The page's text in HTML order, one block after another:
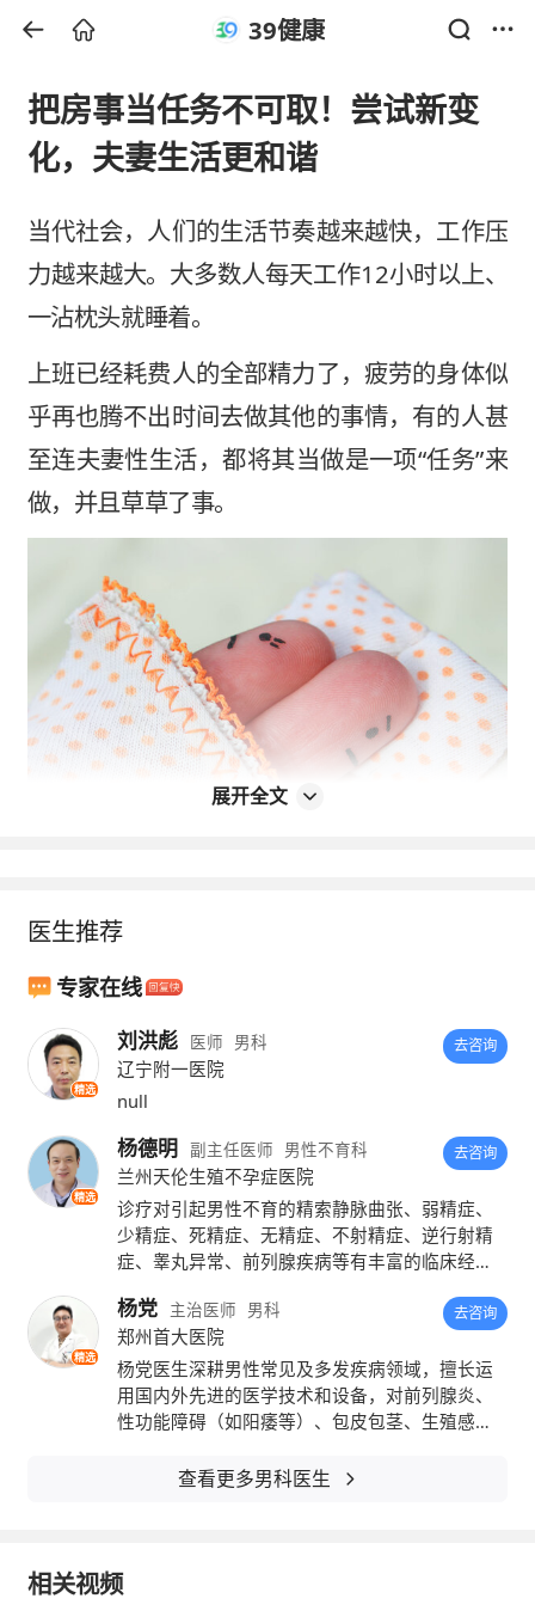
39健康
把房事当任务不可取！尝试新变
化，夫妻生活更和谐
当代社会，人们的生活节奏越来越快，工作压
力越来越大。大多数人每天工作12小时以上、
一沾枕头就睡着。
上班已经耗费人的全部精力了，疲劳的身体似
乎再也腾不出时间去做其他的事情，有的人甚
至连夫妻性生活，都将其当做是一项“任务”来
做，并且草草了事。
使之下完成的。和谐的性生活有助于培养夫妻
感情，而且还利于身体健康。
部分人为了尽量地“满足”对方，他们会给自己
制定一个“性爱计划表”，详细列出一周内要进
感情、呵护身心的效果，反而有可能会造成精
神和机体紧张、使人注意力不集中，或者难以
唤醒性欲望，导致不能勃起，最终令自己身心
疲倦，变得焦虑、烦躁，失去了性爱的欲望。
而要想有一个和谐的夫妻性生活，不管男女，
都不应该将房事当做一项任务来完成。平时尽
量减轻工作压力，保持充足的睡眠，避免身体
疲劳，让自己有更充沛的精力进行夫妻性生
此外，性生活中还建议尝试做一些创新，如：
展开全文
医生推荐
专家在线
精选
刘洪彪 医师 男科
辽宁附一医院
去咨询
null
精选
杨德明 副主任医师 男性不育科
兰州天伦生殖不孕症医院
去咨询
诊疗对引起男性不育的精索静脉曲张、弱精症、
少精症、死精症、无精症、不射精症、逆行射精
症、睾丸异常、前列腺疾病等有丰富的临床经
加专业学习班及各种学习交流。
精选
杨党 主治医师 男科
郑州首大医院
去咨询
杨党医生深耕男性常见及多发疾病领域，擅长运
用国内外先进的医学技术和设备，对前列腺炎、
性功能障碍（如阳痿等）、包皮包茎、生殖感
查看更多男科医生
相关视频